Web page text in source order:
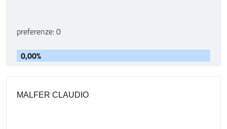
preferenze: 0
0,00%
MALFER CLAUDIO